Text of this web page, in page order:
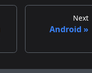
Next
Android